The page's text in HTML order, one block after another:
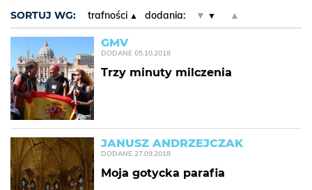
SORTUJ WG: trafności dodania: ▼ ▲
GMV
DODANE 05.10.2018
Trzy minuty milczenia
JANUSZ ANDRZEJCZAK
DODANE 27.09.2018
Moja gotycka parafia